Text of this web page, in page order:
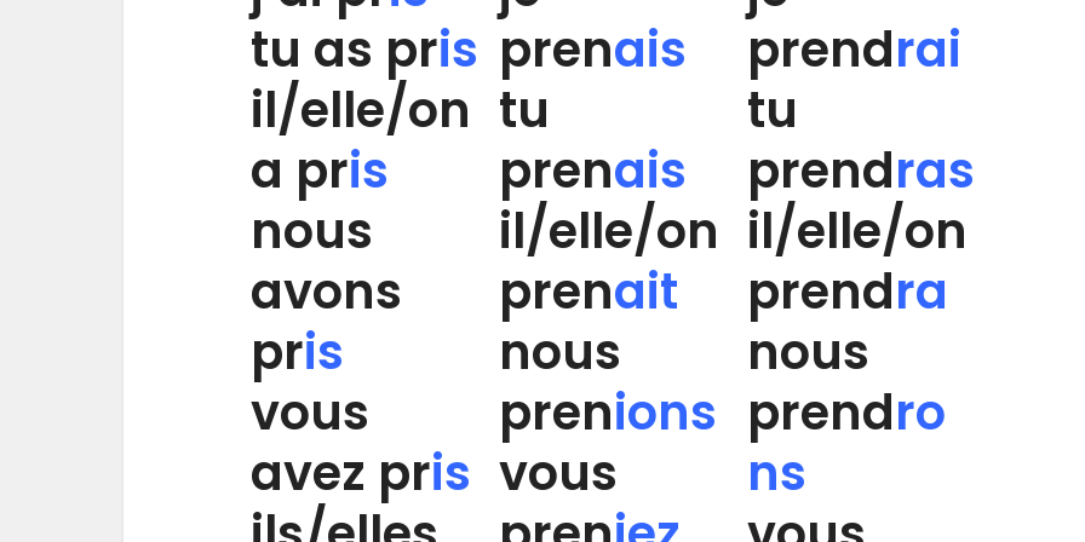
tu as pris
il/elle/on
a pris
nous
avons
pris
vous
avez pris
prenais
tu
prenais
il/elle/on
prenait
nous
prenions
vous
prendrai
tu
prendras
il/elle/on
prendra
nous
prendro
ns